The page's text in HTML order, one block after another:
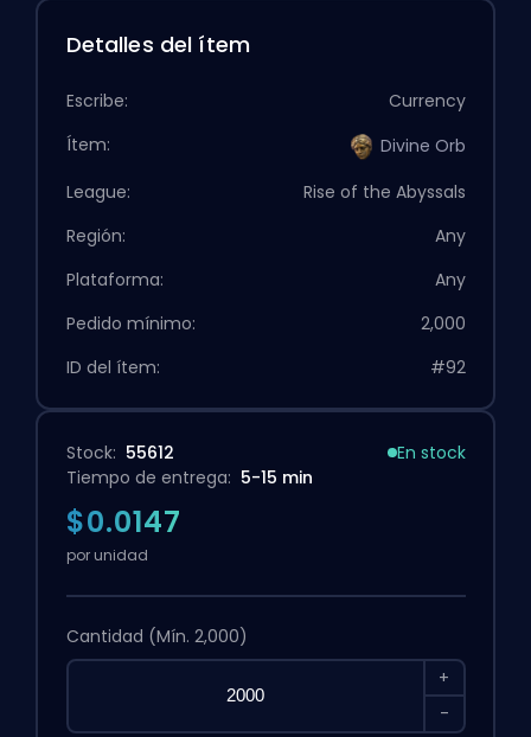
Detalles del ítem
Escribe:
Currency
Ítem:
Divine Orb
League:
Rise of the Abyssals
Región:
Any
Plataforma:
Any
Pedido mínimo:
2,000
ID del ítem:
#92
Stock: 55612
En stock
Tiempo de entrega: 5-15 min
$0.0147
por unidad
Cantidad (Mín. 2,000)
+
-